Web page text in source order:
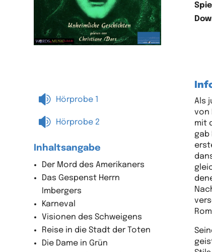
 Hörprobe 1
 Hörprobe 2
Inhaltsangabe
Der Mord des Amerikaners
Das Gespenst Herrn
Imbergers
Karneval
Visionen des Schweigens
Reise in die Stadt der Toten
Die Dame in Grün
Als
von
mit
gab